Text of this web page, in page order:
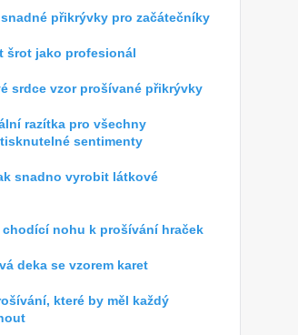
přikrývky pro začátečníky
šrot jako profesionál
srdce vzor prošívané přikrývky
razítka pro všechny
sentimenty
snadno vyrobit látkové
nohu k prošívání hraček
deka se vzorem karet
které by měl každý